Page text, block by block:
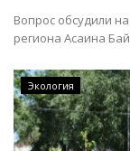
Вопрос обсудили
региона Асаина
Экология